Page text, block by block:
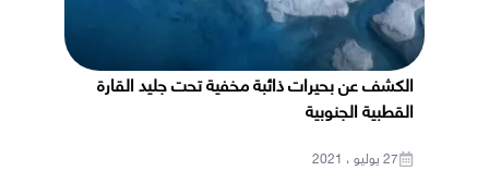
الكشف عن بحيرات ذائبة مخفية تحت جليد القارة
القطبية الجنوبية
27 يوليو ، 2021